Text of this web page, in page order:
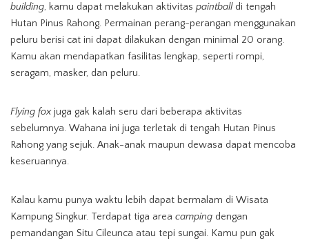
building, kamu dapat melakukan aktivitas paintballdi tengah
Hutan Pinus Rahong. Permainan perang-perangan menggunakan
peluru berisi cat ini dapat dilakukan dengan minimal 20 orang.
Kamu akan mendapatkan fasilitas lengkap, seperti rompi,
seragam, masker, dan peluru.
Flying foxjuga gak kalah seru dari beberapa aktivitas
sebelumnya. Wahana ini juga terletak di tengah Hutan Pinus
Rahong yang sejuk. Anak-anak maupun dewasa dapat mencoba
keseruannya.
Kalau kamu punya waktu lebih dapat bermalam di Wisata
Kampung Singkur. Terdapat tiga area camping dengan
pemandangan Situ Cileunca atau tepi sungai. Kamu pun gak